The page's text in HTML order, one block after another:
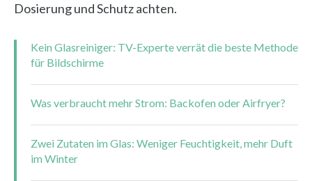
Dosierung und Schutz achten.
Kein Glasreiniger: TV-Experte verrät die beste Methode
für Bildschirme
Was verbraucht mehr Strom: Backofen oder Airfryer?
Zwei Zutaten im Glas: Weniger Feuchtigkeit, mehr Duft
im Winter